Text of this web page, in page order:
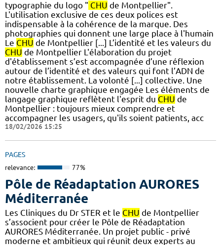
typographie du logo " CHU de Montpellier".
L'utilisation exclusive de ces deux polices est
indispensable à la cohérence de la marque. Des
photographies qui donnent une large place à l'humain
Le CHU de Montpellier [...] L’identité et les valeurs du
CHU de Montpellier L'élaboration du projet
d'établissement s’est accompagnée d’une réflexion
autour de l’identité et des valeurs qui font l’ADN de
notre établissement. La volonté [...] collective.​ Une
nouvelle charte graphique engagée Les éléments de
langage graphique reflètent l'esprit du CHU de
Montpellier : toujours mieux comprendre et
accompagner les usagers, qu'ils soient patients, acc
18/02/2026 15:25
PAGES
relevance: 77%
Pôle de Réadaptation AURORES
Méditerranée
Les Cliniques du Dr STER et le CHU de Montpellier
s’associent pour créer le Pôle de Réadaptation
AURORES Méditerranée. Un projet public - privé
moderne et ambitieux qui réunit deux experts au